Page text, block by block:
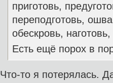
приготовь,
переподготовь,
обескровь,
Есть ещё порох в
Что-то я потерялась.